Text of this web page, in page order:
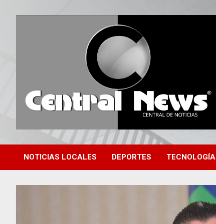
Central News HN
Central de Noticias
NOTICIAS LOCALES DEPORTES TECNOLOGÍA